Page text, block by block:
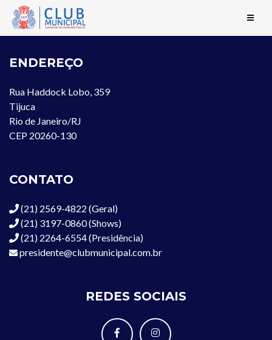
ENDEREÇO
Rua Haddock Lobo, 359
Tijuca
Rio de Janeiro/RJ
CEP 20260-130
CONTATO
(21) 2569-4822 (Geral)
(21) 3197-0860 (Shows)
(21) 2264-6554 (Presidência)
presidente@clubmunicipal.com.br
REDES SOCIAIS